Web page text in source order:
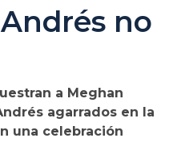
no
a Meghan
agarrados en la
una celebración